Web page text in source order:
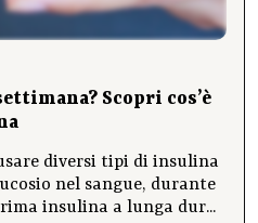
Scopri cos’è
diversi tipi di insulina
nel sangue, durante
insulina a lunga dur...